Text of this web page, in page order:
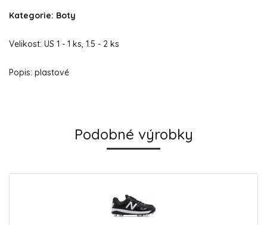
Kategorie: Boty
Velikost: US 1 - 1 ks, 1.5 - 2 ks
Popis: plastové
Podobné výrobky